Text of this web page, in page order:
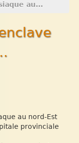
au...
au nord-Est
provinciale